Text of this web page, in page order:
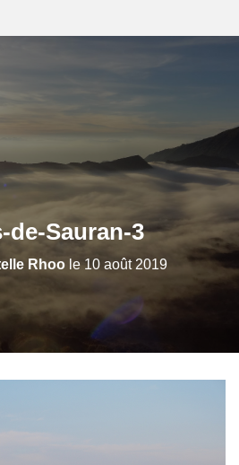
de-Sauran-3
Rhoo le10 août 2019